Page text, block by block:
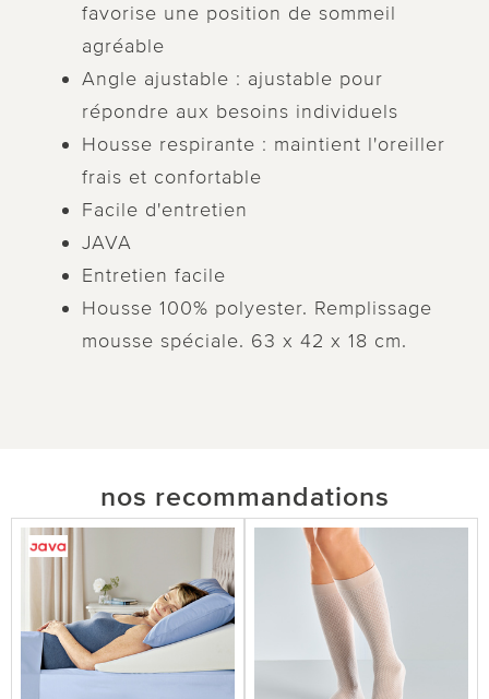
favorise une position de sommeil
agréable
Angle ajustable : ajustable pour
répondre aux besoins individuels
Housse respirante : maintient l'oreiller
frais et confortable
Facile d'entretien
JAVA
Entretien facile
Housse 100% polyester. Remplissage
mousse spéciale. 63 x 42 x 18 cm.
nos recommandations